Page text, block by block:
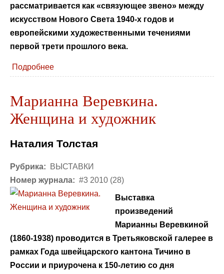
рассматривается как «связующее звено» между
искусством Нового Света 1940-х годов и
европейскими художественными течениями
первой трети прошлого века.
Подробнее
Марианна Веревкина.
Женщина и художник
Наталия Толстая
Рубрика:
ВЫСТАВКИ
Номер журнала: #3 2010 (28)
Выставка
произведений
Марианны Веревкиной
(1860-1938) проводится в Третьяковской галерее в
рамках Года швейцарского кантона Тичино в
России и приурочена к 150-летию со дня